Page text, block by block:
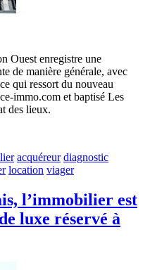
Ouest enregistre une
de manière générale, avec
qui ressort du nouveau
immo.com et baptisé Les
des lieux.
acquéreur diagnostic
location viager
l’immobilier est
luxe réservé à